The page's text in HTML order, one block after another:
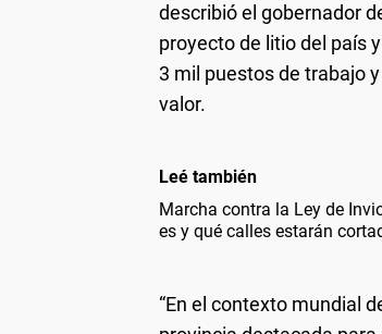
describió el gobernador
proyecto de litio del país
3 mil puestos de trabajo
valor.
Leé también
Marcha contra la Ley de
es y qué calles estarán
“En el contexto mundial